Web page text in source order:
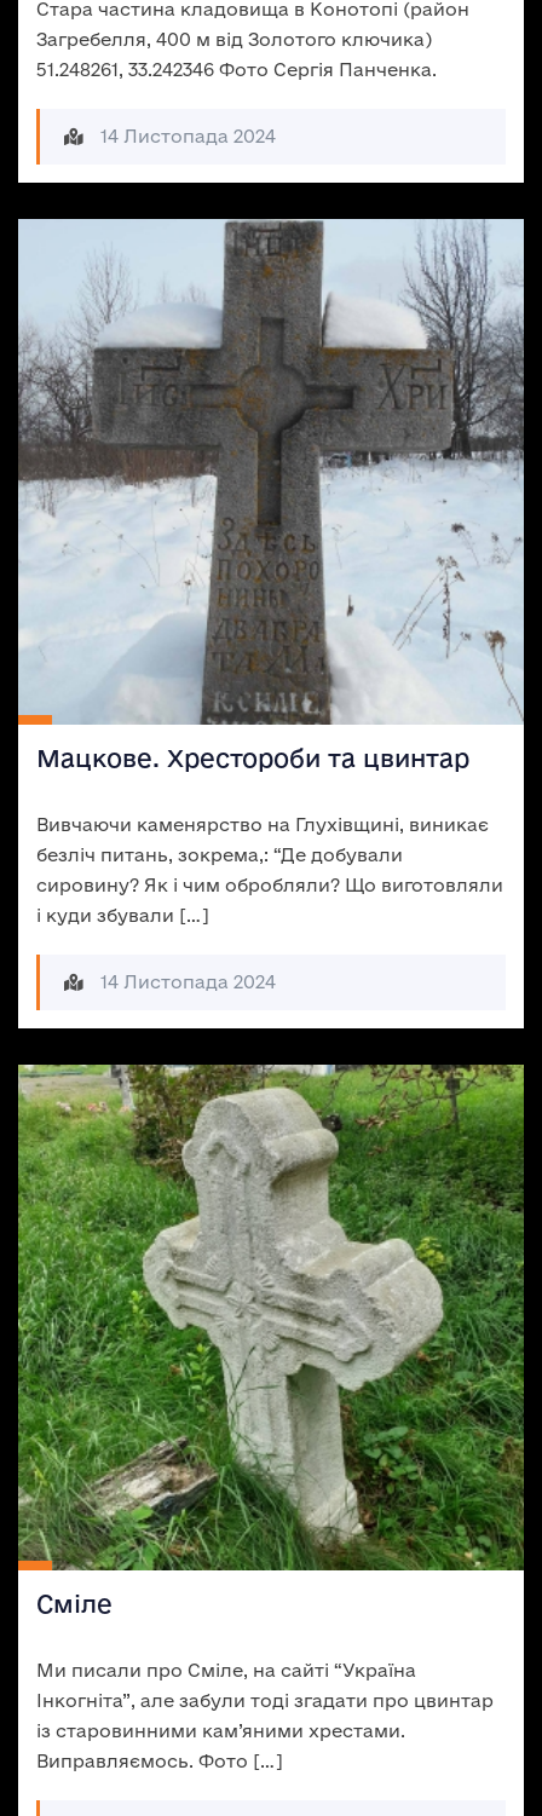
Стара частина кладовища в Конотопі (район
Загребелля, 400 м від Золотого ключика)
51.248261, 33.242346 Фото Сергія Панченка.
14 Листопада 2024
Мацкове. Хрестороби та цвинтар
Вивчаючи каменярство на Глухівщині, виникає
безліч питань, зокрема,: “Де добували
сировину? Як і чим обробляли? Що виготовляли
і куди збували […]
14 Листопада 2024
Сміле
Ми писали про Сміле, на сайті “Україна
Інкогніта”, але забули тоді згадати про цвинтар
із старовинними кам’яними хрестами.
Виправляємось. Фото […]